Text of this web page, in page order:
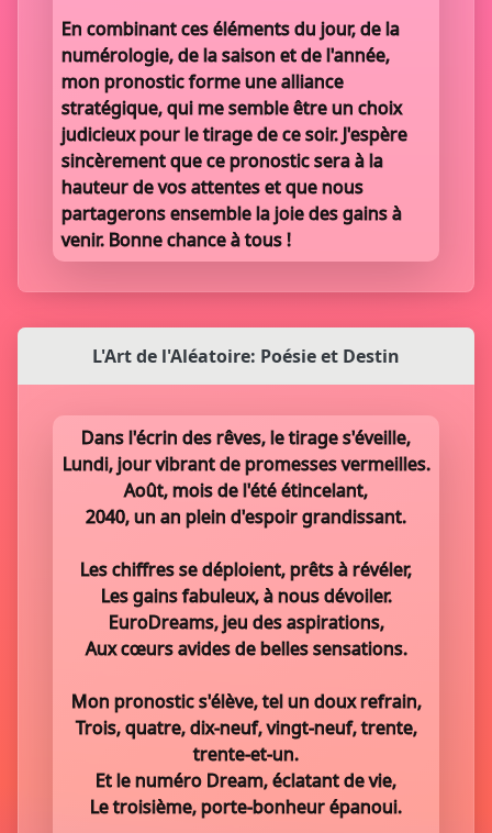
En combinant ces éléments du jour, de la
numérologie, de la saison et de l'année,
mon pronostic forme une alliance
stratégique, qui me semble être un choix
judicieux pour le tirage de ce soir. J'espère
sincèrement que ce pronostic sera à la
hauteur de vos attentes et que nous
partagerons ensemble la joie des gains à
venir. Bonne chance à tous !
L'Art de l'Aléatoire: Poésie et Destin
Dans l'écrin des rêves, le tirage s'éveille,
Lundi, jour vibrant de promesses vermeilles.
Août, mois de l'été étincelant,
2040, un an plein d'espoir grandissant.
Les chiffres se déploient, prêts à révéler,
Les gains fabuleux, à nous dévoiler.
EuroDreams, jeu des aspirations,
Aux cœurs avides de belles sensations.
Mon pronostic s'élève, tel un doux refrain,
Trois, quatre, dix-neuf, vingt-neuf, trente,
trente-et-un.
Et le numéro Dream, éclatant de vie,
Le troisième, porte-bonheur épanoui.